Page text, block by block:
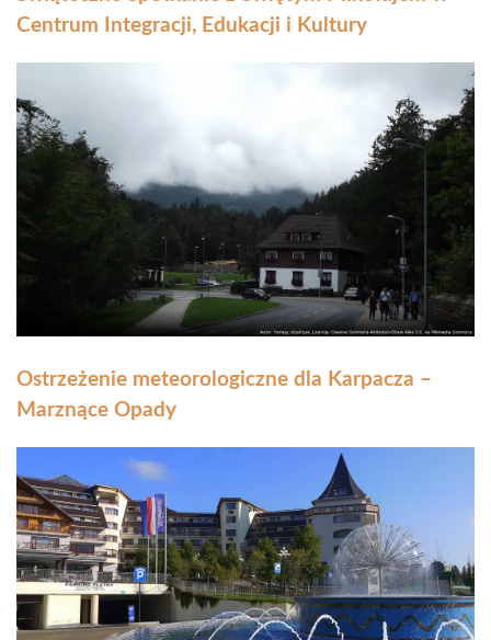
Centrum Integracji, Edukacji i Kultury
Ostrzeżenie meteorologiczne dla Karpacza –
Marznące Opady